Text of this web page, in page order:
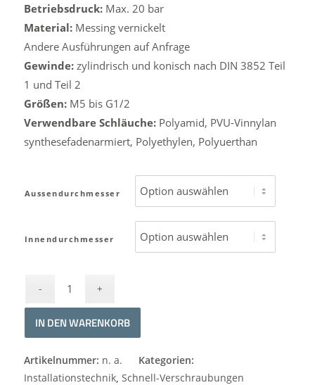
Betriebsdruck:Max. 20 bar
Material:Messing vernickelt
Andere Ausführungen auf Anfrage
Gewinde:zylindrisch und konisch nach DIN 3852 Teil
1 und Teil 2
Größen:M5 bis G1/2
Verwendbare Schläuche:Polyamid, PVU-Vinnylan
synthesefadenarmiert, Polyethylen, Polyuerthan
Aussendurchmesser
Innendurchmesser
IN DEN WARENKORB
Alternative:
Artikelnummer: n. a.
Kategorien:
Installationstechnik, Schnell-Verschraubungen